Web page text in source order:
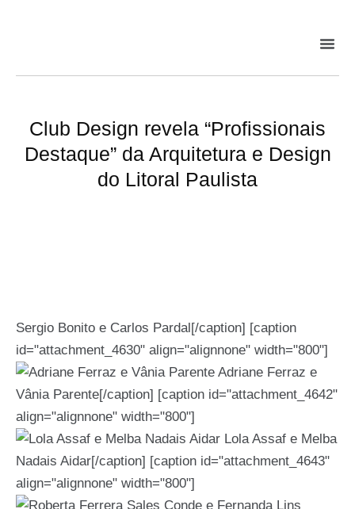
Club Design revela “Profissionais
Destaque” da Arquitetura e Design
do Litoral Paulista
Sergio Bonito e Carlos Pardal[/caption] [caption
id="attachment_4630" align="alignnone" width="800"]
Adriane Ferraz e
Vânia Parente[/caption] [caption id="attachment_4642"
align="alignnone" width="800"]
Lola Assaf e Melba
Nadais Aidar[/caption] [caption id="attachment_4643"
align="alignnone" width="800"]